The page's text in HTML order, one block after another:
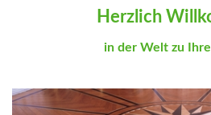
Herzlich
in der Welt zu